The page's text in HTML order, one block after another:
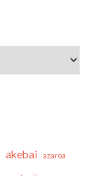
akebai azaroa